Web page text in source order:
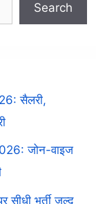
Search
सैलरी,
जोन-वाइज
भर्ती जल्द